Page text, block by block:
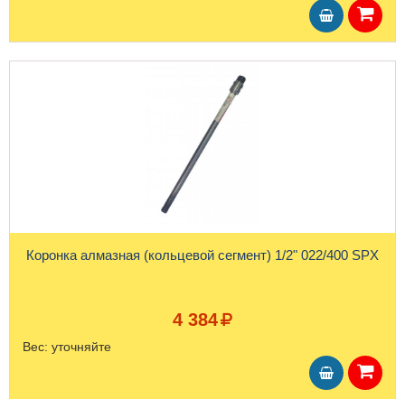
Коронка алмазная (кольцевой сегмент) 1/2" 022/400 SPX
4 384
Вес: уточняйте